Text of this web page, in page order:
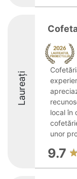
Laureați
local în
unor
9.7